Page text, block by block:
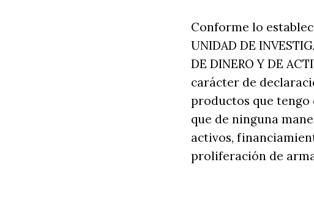
Conforme lo
UNIDAD DE
DE DINERO Y DE
carácter de
productos que tengo
que de ninguna
activos,
proliferación de